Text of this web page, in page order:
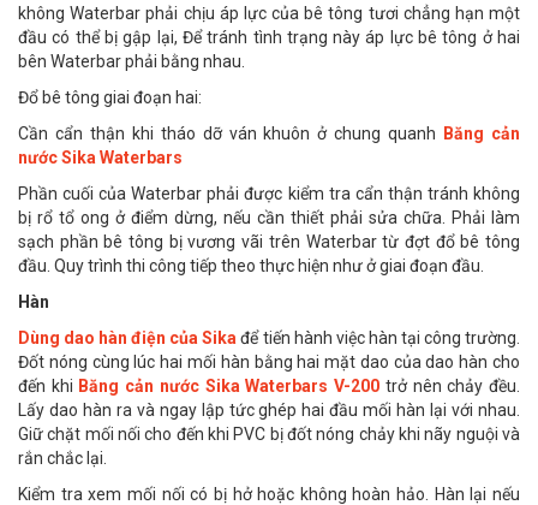
không Waterbar phải chịu áp lực của bê tông tươi chẳng hạn một
đầu có thể bị gập lại, Để tránh tình trạng này áp lực bê tông ở hai
bên Waterbar phải bằng nhau.
Đổ bê tông giai đoạn hai:
Cần cẩn thận khi tháo dỡ ván khuôn ở chung quanh
Băng cản
nước Sika Waterbars
Phần cuối của Waterbar phải được kiểm tra cẩn thận tránh không
bị rổ tổ ong ở điểm dừng, nếu cần thiết phải sửa chữa. Phải làm
sạch phần bê tông bị vương vãi trên Waterbar từ đợt đổ bê tông
đầu. Quy trình thi công tiếp theo thực hiện như ở giai đoạn đầu.
Hàn
Dùng dao hàn điện của Sika để tiến hành việc hàn tại công trường.
Đốt nóng cùng lúc hai mối hàn bằng hai mặt dao của dao hàn cho
đến khi Băng cản nước Sika Waterbars V-200 trở nên chảy đều.
Lấy dao hàn ra và ngay lập tức ghép hai đầu mối hàn lại với nhau.
Giữ chặt mối nối cho đến khi PVC bị đốt nóng chảy khi nãy nguội và
rắn chắc lại.
Kiểm tra xem mối nối có bị hở hoặc không hoàn hảo. Hàn lại nếu